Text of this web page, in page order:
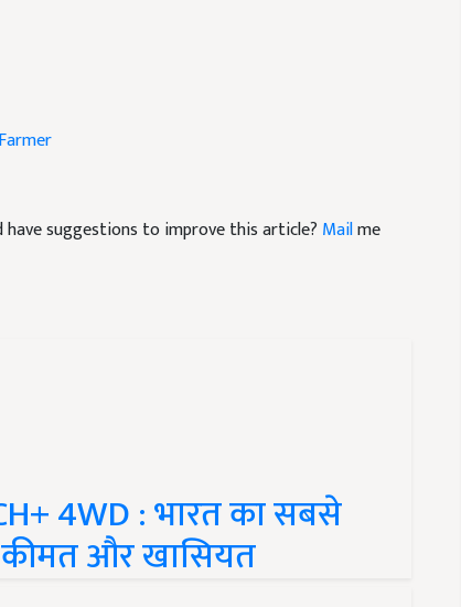
Farmer
have suggestions to improve this article? Mailme
4WD : भारत का सबसे
कीमत और खासियत